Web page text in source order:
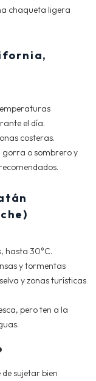
chaqueta ligera
el día.
costeras.
gorra o sombrero y
hasta 30°C.
y tormentas
y zonas turísticas
pero ten a la
sujetar bien